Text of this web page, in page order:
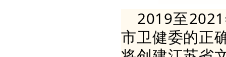
2019至
市卫健委的正